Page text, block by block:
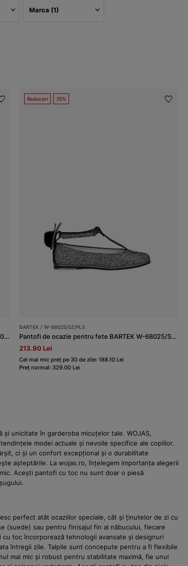
Marca (1)
Pantofi de ocazie pentru fete BARTEK W-58026/07K, gri
Reduceri 35%
BARTEK / W-68025/SZ/PL5
Pantofi de ocazie pentru fete BARTEK W-68025/SZ/PL5, multi
213.90 Lei
Cel mai mic preț pe 30 de zile: 188.10 Lei
Preț normal: 329.00 Lei
unicitate în garderoba micuțelor tale. WOJAS,
modei actuale și nevoile specifice ale copiilor.
ci și un confort excepțional și o durabilitate
așteptările. La wojas.ro, înțelegem importanța alegerii
Acești pantofi cu toc nu sunt doar o piesă
perfect atât ocaziilor speciale, cât și ținutelor de zi cu
(suede) sau pentru finisajul fin al năbucului, fiecare
toc încorporează tehnologii avansate și designuri
întregii zile. Talpile sunt concepute pentru a fi flexibile
mai mic și robust pentru stabilitate maximă, fie unul